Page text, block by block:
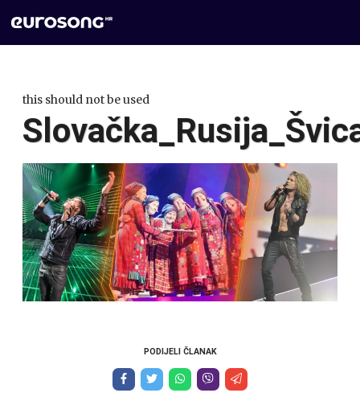
this should not be used
PODIJELI ČLANAK